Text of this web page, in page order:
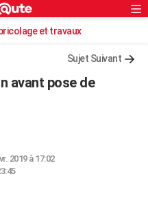
Rechercher
et travaux
Sujet Suivant
avant pose de
2019 à 17:02